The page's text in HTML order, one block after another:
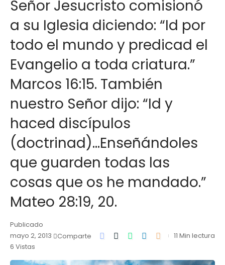
Señor Jesucristo comisionó
a su Iglesia diciendo: “Id por
todo el mundo y predicad el
Evangelio a toda criatura.”
Marcos 16:15. También
nuestro Señor dijo: “Id y
haced discípulos
(doctrinad)…Enseñándoles
que guarden todas las
cosas que os he mandado.”
Mateo 28:19, 20.
Publicado
mayo 2, 2013
6 Vistas
Comparte 11 Min lectura